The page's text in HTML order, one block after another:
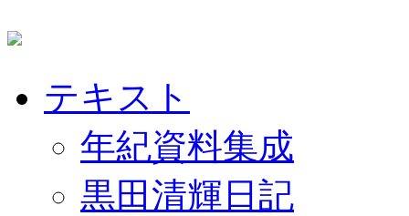
テキスト
年紀資料集成
黒田清輝日記